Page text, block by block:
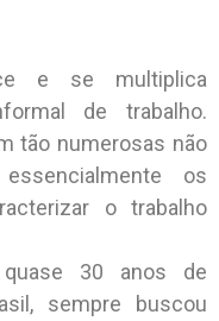
e se multiplica
de trabalho.
tão numerosas não
os
o trabalho
30 anos de
sempre buscou